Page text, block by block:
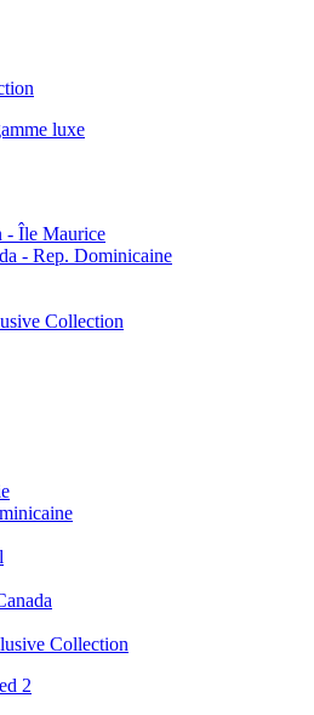
luxe
- Île Maurice
- Rep. Dominicaine
Collection
Collection
2